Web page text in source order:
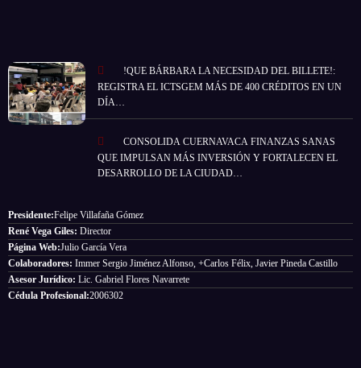
!QUE BÁRBARA LA NECESIDAD DEL BILLETE!:
REGISTRA EL ICTSGEM MÁS DE 400 CRÉDITOS EN UN
DÍA…
CONSOLIDA CUERNAVACA FINANZAS SANAS
QUE IMPULSAN MÁS INVERSIÓN Y FORTALECEN EL
DESARROLLO DE LA CIUDAD…
Presidente:Felipe Villafaña Gómez
René Vega Giles: Director
Página Web:Julio García Vera
Colaboradores: Immer Sergio Jiménez Alfonso, +Carlos Félix, Javier Pineda Castillo
Asesor Jurídico: Lic. Gabriel Flores Navarrete
Cédula Profesional:2006302